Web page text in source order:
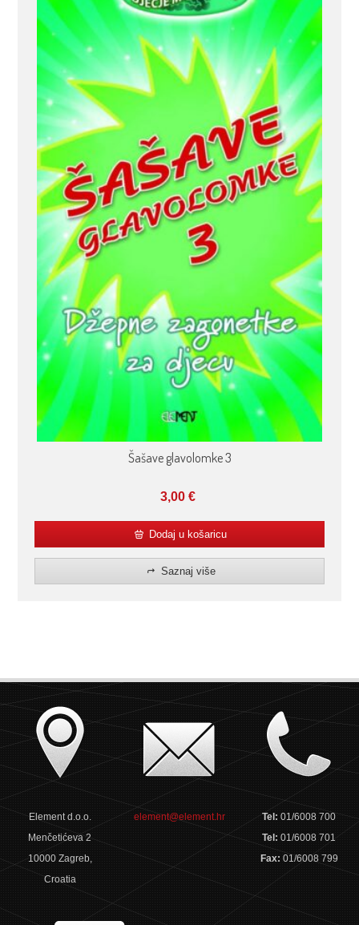
Šašave glavolomke 3
3,00€
Dodaj u košaricu
Saznaj više
Element d.o.o.
Menčetićeva 2
10000 Zagreb,
Croatia
element@element.hr Tel:01/6008 700
Tel:01/6008 701
Fax: 01/6008 799